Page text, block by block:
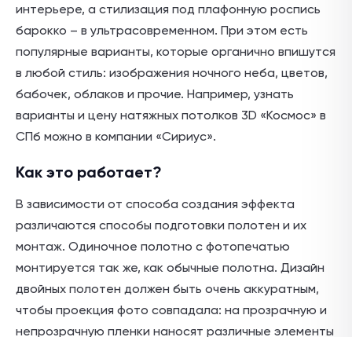
интерьере, а стилизация под плафонную роспись
барокко – в ультрасовременном. При этом есть
популярные варианты, которые органично впишутся
в любой стиль: изображения ночного неба, цветов,
бабочек, облаков и прочие. Например, узнать
варианты и цену натяжных потолков 3D «Космос» в
СПб можно в компании «Сириус».
Как это работает?
В зависимости от способа создания эффекта
различаются способы подготовки полотен и их
монтаж. Одиночное полотно с фотопечатью
монтируется так же, как обычные полотна. Дизайн
двойных полотен должен быть очень аккуратным,
чтобы проекция фото совпадала: на прозрачную и
непрозрачную пленки наносят различные элементы